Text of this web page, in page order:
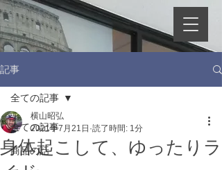
記事
全ての記事
商品の話
全ての記事
身体起こして、ゆったりラ
横山昭弘
2021年7月21日 読了時間: 1分